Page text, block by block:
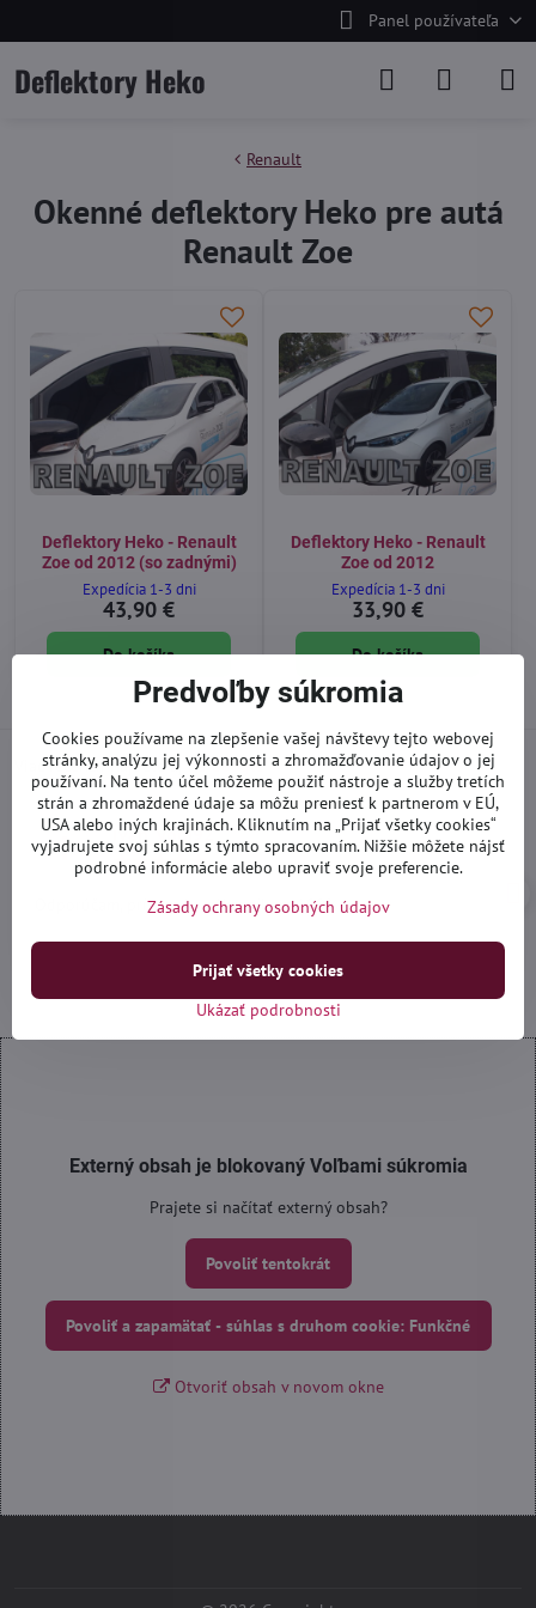
Panel používateľa
Deflektory Heko
Renault
Okenné deflektory Heko pre autá
Renault Zoe
Deflektory Heko - Renault
Zoe od 2012 (so zadnými)
Expedícia 1-3 dni
43,90 €
Do košíka
Deflektory Heko - Renault
Zoe od 2012
Expedícia 1-3 dni
33,90 €
Do košíka
Viac recenzií nájdete ajna Google
I Ivan_yogi92
Hodnotenie:
5
5
Odporúčam, prístup ku zákazníkom 100%
Externý obsah je blokovaný Voľbami súkromia
Prajete si načítať externý obsah?
Povoliť tentokrát
Povoliť a zapamätať - súhlas s druhom cookie: Funkčné
Otvoriť obsah v novom okne
Predvoľby súkromia
Cookies používame na zlepšenie vašej návštevy tejto webovej
stránky, analýzu jej výkonnosti a zhromažďovanie údajov o jej
používaní. Na tento účel môžeme použiť nástroje a služby tretích
strán a zhromaždené údaje sa môžu preniesť k partnerom v EÚ,
USA alebo iných krajinách. Kliknutím na „Prijať všetky cookies“
vyjadrujete svoj súhlas s týmto spracovaním. Nižšie môžete nájsť
podrobné informácie alebo upraviť svoje preferencie.
Zásady ochrany osobných údajov
Ukázať podrobnosti
Prijať všetky cookies